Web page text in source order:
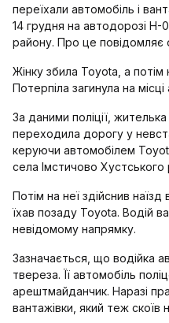
переїхали автомобіль і
14 грудня на автодорозі Н-
району. Про це повідомляє
Жінку збила Toyota, а потім
Потерпіла загинула на місці
За даними поліції,
переходила дорогу у
керуючи автомобілем
села Імстичово Хустського
Потім на неї здійснив
їхав позаду Toyota. Водій
невідомому напрямку.
Зазначається, що водійка
твереза. Її автомобіль
арештмайданчик. Наразі
вантажівки, який теж скоїв